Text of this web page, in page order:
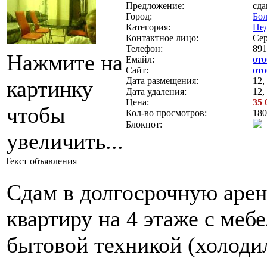
Нажмите на
картинку
чтобы
увеличить...
Предложение:
Город:
Категория:
Контактное лицо:
Телефон:
Емайл:
Сайт:
Дата размещения:
Дата удаления:
12,
Цена:
35
Кол-во просмотров:
Блокнот:
Текст объявления
Сдам в долгосрочную
квартиру на 4 этаже с
бытовой техникой